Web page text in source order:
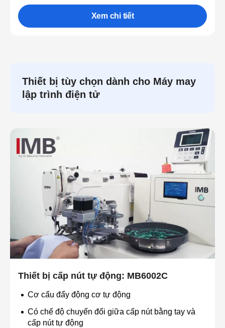
Xem chi tiết
Thiết bị tùy chọn dành cho Máy may
lập trình điện tử
Thiết bị cấp nút tự động: MB6002C
Cơ cấu đẩy động cơ tự động
Có chế độ chuyển đổi giữa cấp nút bằng tay và
cấp nút tự động